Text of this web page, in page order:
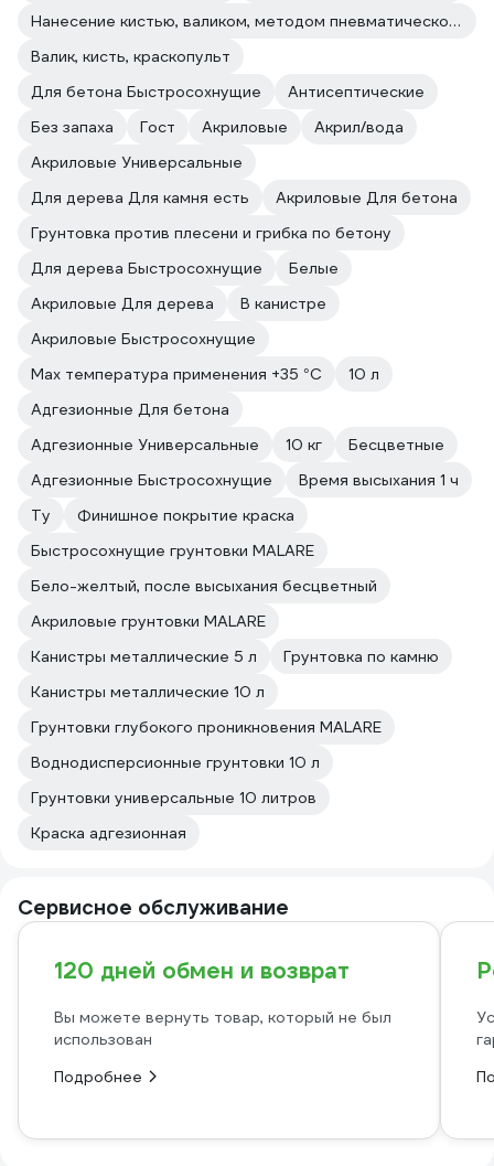
Нанесение кистью, валиком, методом пневматического и безвоздушного распыления.
Валик, кисть, краскопульт
Для бетона Быстросохнущие
Антисептические
Без запаха
Гост Акриловые
Акрил/вода
Акриловые Универсальные
Для дерева Для камня есть
Акриловые Для бетона
Грунтовка против плесени и грибка по бетону
Для дерева Быстросохнущие
Белые
Акриловые Для дерева
В канистре
Акриловые Быстросохнущие
Max температура применения +35 °С
10 л
Адгезионные Для бетона
Адгезионные Универсальные
10 кг
Бесцветные
Адгезионные Быстросохнущие
Время высыхания 1 ч
Ту
Финишное покрытие краска
Быстросохнущие грунтовки MALARE
Бело-желтый, после высыхания бесцветный
Акриловые грунтовки MALARE
Канистры металлические 5 л
Грунтовка по камню
Канистры металлические 10 л
Грунтовки глубокого проникновения MALARE
Воднодисперсионные грунтовки 10 л
Грунтовки универсальные 10 литров
Краска адгезионная
Сервисное обслуживание
120 дней обмен и возврат
Вы можете вернуть товар, который не был
использован
Подробнее